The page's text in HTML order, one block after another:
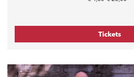
Tickets